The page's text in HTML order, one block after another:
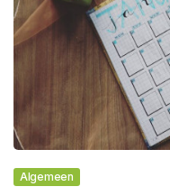
Algemeen